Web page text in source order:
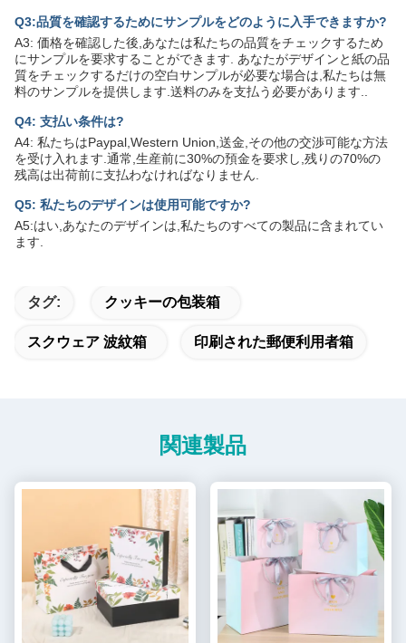
Q3:品質を確認するためにサンプルをどのように入手できますか?
A3: 価格を確認した後,あなたは私たちの品質をチェックするため
にサンプルを要求することができます. あなたがデザインと紙の品
質をチェックするだけの空白サンプルが必要な場合は,私たちは無
料のサンプルを提供します.送料のみを支払う必要があります..
Q4: 支払い条件は?
A4: 私たちはPaypal,Western Union,送金,その他の交渉可能な方法
を受け入れます.通常,生産前に30%の預金を要求し,残りの70%の
残高は出荷前に支払わなければなりません.
Q5: 私たちのデザインは使用可能ですか?
A5:はい,あなたのデザインは,私たちのすべての製品に含まれてい
ます.
タグ: クッキーの包装箱
スクウェア 波紋箱 印刷された郵便利用者箱
関連製品